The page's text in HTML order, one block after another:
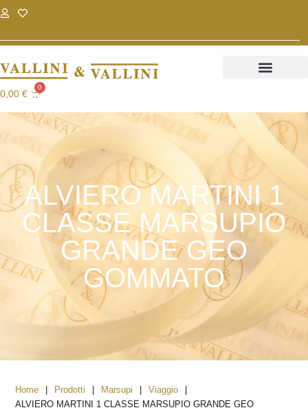
0,00 €
0
ALVIERO MARTINI 1
CLASSE MARSUPIO
GRANDE GEO
GOMMATO
Home | Prodotti | Marsupi | Viaggio
|
ALVIERO MARTINI 1 CLASSE MARSUPIO GRANDE GEO